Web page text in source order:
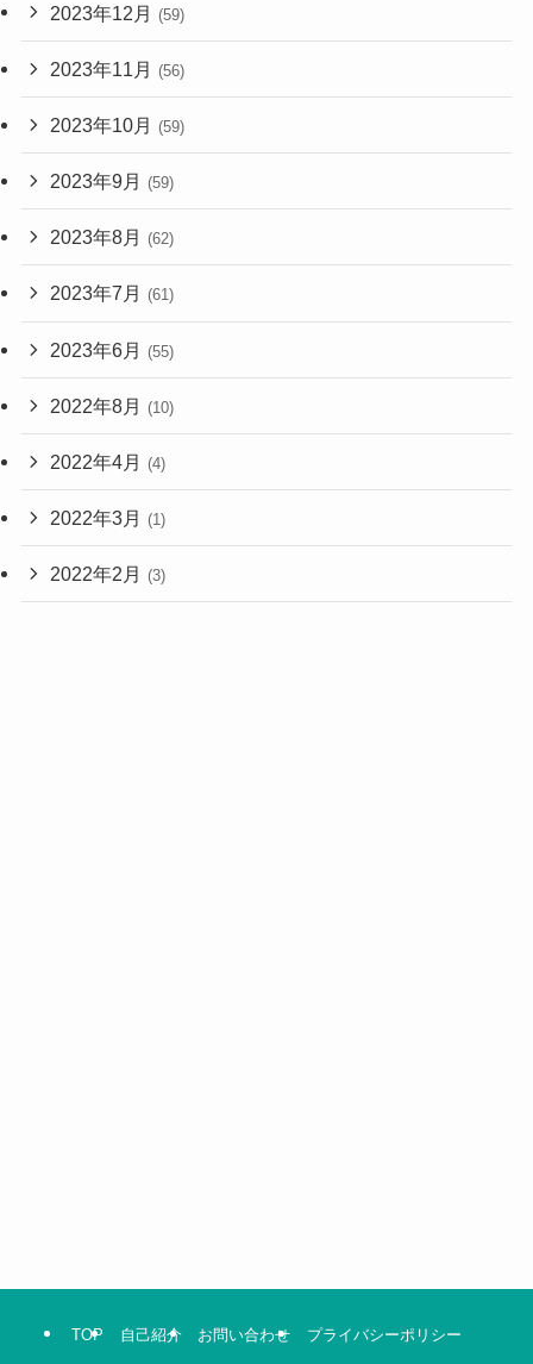
2023年12月 (59)
2023年11月 (56)
2023年10月 (59)
2023年9月 (59)
2023年8月 (62)
2023年7月 (61)
2023年6月 (55)
2022年8月 (10)
2022年4月 (4)
2022年3月 (1)
2022年2月 (3)
TOP 自己紹介 お問い合わせ プライバシーポリシー